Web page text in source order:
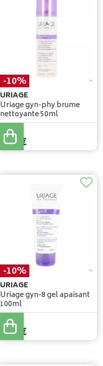
-10%
URIAGE
Uriage gyn-phy brume
nettoyante 50ml
7,94€
7,15 €
-10%
URIAGE
Uriage gyn-8 gel apaisant
100ml
8,95€
8,05 €